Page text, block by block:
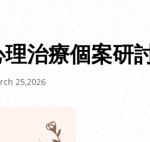
治療個案研
25,2026